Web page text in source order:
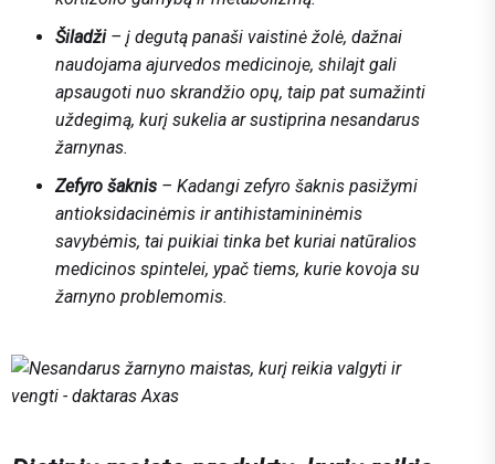
Šiladži – į degutą panaši vaistinė žolė, dažnai
naudojama ajurvedos medicinoje, shilajt gali
apsaugoti nuo skrandžio opų, taip pat sumažinti
uždegimą, kurį sukelia ar sustiprina nesandarus
žarnynas.
Zefyro šaknis – Kadangi zefyro šaknis pasižymi
antioksidacinėmis ir antihistamininėmis
savybėmis, tai puikiai tinka bet kuriai natūralios
medicinos spintelei, ypač tiems, kurie kovoja su
žarnyno problemomis.